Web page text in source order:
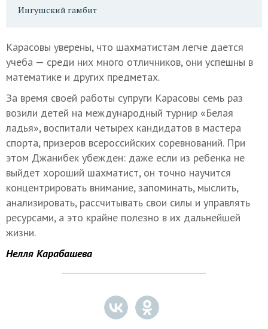
Ингушский гамбит
Карасовы уверены, что шахматистам легче дается
учеба — среди них много отличников, они успешны в
математике и других предметах.
За время своей работы супруги Карасовы семь раз
возили детей на международный турнир «Белая
ладья», воспитали четырех кандидатов в мастера
спорта, призеров всероссийских соревнований. При
этом Джанибек убежден: даже если из ребенка не
выйдет хороший шахматист, он точно научится
концентрировать внимание, запоминать, мыслить,
анализировать, рассчитывать свои силы и управлять
ресурсами, а это крайне полезно в их дальнейшей
жизни.
Нелля Карабашева